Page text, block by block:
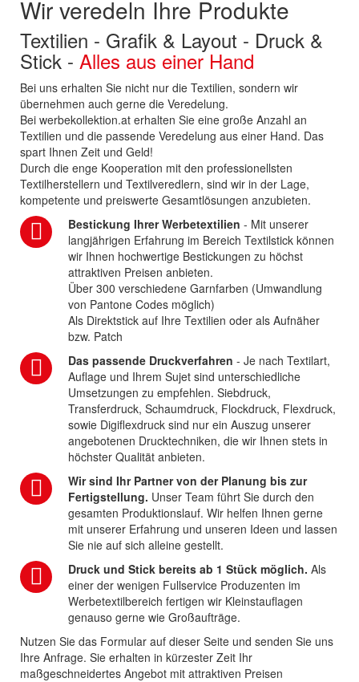
Wir veredeln Ihre Produkte
Textilien - Grafik & Layout - Druck &
Stick - Alles aus einer Hand
Bei uns erhalten Sie nicht nur die Textilien, sondern wir
übernehmen auch gerne die Veredelung.
Bei werbekollektion.at erhalten Sie eine große Anzahl an
Textilien und die passende Veredelung aus einer Hand. Das
spart Ihnen Zeit und Geld!
Durch die enge Kooperation mit den professionellsten
Textilherstellern und Textilveredlern, sind wir in der Lage,
kompetente und preiswerte Gesamtlösungen anzubieten.
Bestickung Ihrer Werbetextilien - Mit unserer
langjährigen Erfahrung im Bereich Textilstick können
wir Ihnen hochwertige Bestickungen zu höchst
attraktiven Preisen anbieten.
Über 300 verschiedene Garnfarben (Umwandlung
von Pantone Codes möglich)
Als Direktstick auf Ihre Textilien oder als Aufnäher
bzw. Patch
Das passende Druckverfahren - Je nach Textilart,
Auflage und Ihrem Sujet sind unterschiedliche
Umsetzungen zu empfehlen. Siebdruck,
Transferdruck, Schaumdruck, Flockdruck, Flexdruck,
sowie Digiflexdruck sind nur ein Auszug unserer
angebotenen Drucktechniken, die wir Ihnen stets in
höchster Qualität anbieten.
Wir sind Ihr Partner von der Planung bis zur
Fertigstellung. Unser Team führt Sie durch den
gesamten Produktionslauf. Wir helfen Ihnen gerne
mit unserer Erfahrung und unseren Ideen und lassen
Sie nie auf sich alleine gestellt.
Druck und Stick bereits ab 1 Stück möglich. Als
einer der wenigen Fullservice Produzenten im
Werbetextilbereich fertigen wir Kleinstauflagen
genauso gerne wie Großaufträge.
Nutzen Sie das Formular auf dieser Seite und senden Sie uns
Ihre Anfrage. Sie erhalten in kürzester Zeit Ihr
maßgeschneidertes Angebot mit attraktiven Preisen